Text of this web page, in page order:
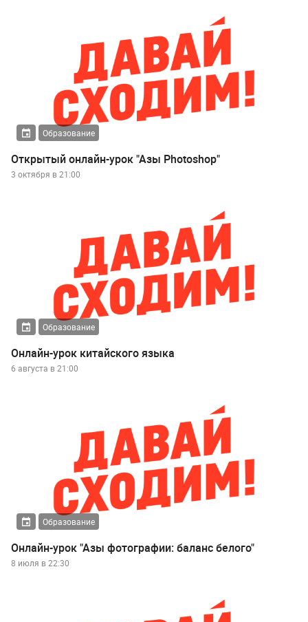
Образование
Открытый онлайн-урок "Азы Photoshop"
3 октября в 21:00
Образование
Онлайн-урок китайского языка
6 августа в 21:00
Образование
Онлайн-урок "Азы фотографии: баланс белого"
8 июля в 22:30